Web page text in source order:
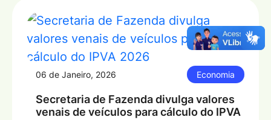
06 de Janeiro, 2026 Economia
Secretaria de Fazenda divulga valores
venais de veículos para cálculo do IPVA